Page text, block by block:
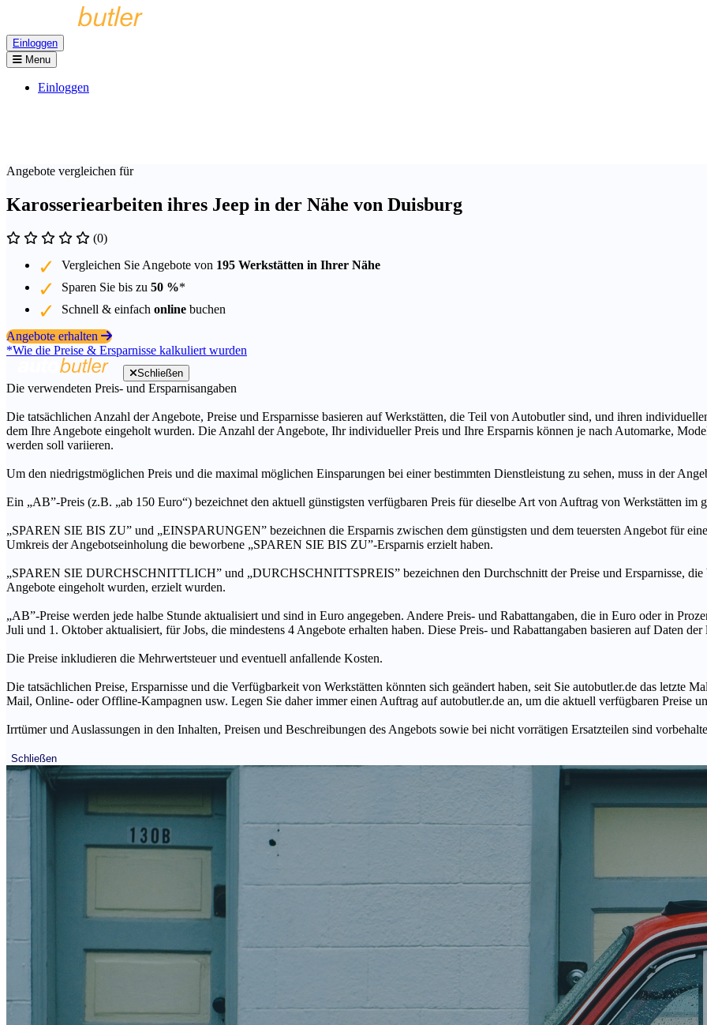
Einloggen
Menu
Einloggen
Angebote vergleichen für
Karosseriearbeiten ihres Jeep in der Nähe von Duisburg
(0)
Vergleichen Sie Angebote von 195 Werkstätten in Ihrer Nähe
Sparen Sie bis zu 50 %*
Schnell & einfach online buchen
Angebote erhalten
*Wie die Preise & Ersparnisse kalkuliert wurden
Schließen
Die verwendeten Preis- und Ersparnisangaben
Die tatsächlichen Anzahl der Angebote, Preise und Ersparnisse basieren auf Werkstätten, die Teil von Autobutler sind, und ihren
dem Ihre Angebote eingeholt wurden. Die Anzahl der Angebote, Ihr individueller Preis und Ihre Ersparnis können je nach Automarke,
werden soll variieren.
Um den niedrigstmöglichen Preis und die maximal möglichen Einsparungen bei einer bestimmten Dienstleistung zu sehen, muss in der
Ein „AB”-Preis (z.B. „ab 150 Euro“) bezeichnet den aktuell günstigsten verfügbaren Preis für dieselbe Art von Auftrag von Werkstätten im
„SPAREN SIE BIS ZU” und „EINSPARUNGEN” bezeichnen die Ersparnis zwischen dem günstigsten und dem teuersten Angebot für
Umkreis der Angebotseinholung die beworbene „SPAREN SIE BIS ZU”-Ersparnis erzielt haben.
„SPAREN SIE DURCHSCHNITTLICH” und „DURCHSCHNITTSPREIS” bezeichnen den Durchschnitt der Preise und Ersparnisse,
Angebote eingeholt wurden, erzielt wurden.
„AB”-Preise werden jede halbe Stunde aktualisiert und sind in Euro angegeben. Andere Preis- und Rabattangaben, die in Euro oder in
Juli und 1. Oktober aktualisiert, für Jobs, die mindestens 4 Angebote erhalten haben. Diese Preis- und Rabattangaben basieren auf Daten
Die Preise inkludieren die Mehrwertsteuer und eventuell anfallende Kosten.
Die tatsächlichen Preise, Ersparnisse und die Verfügbarkeit von Werkstätten könnten sich geändert haben, seit Sie autobutler.de das letzte
Mail, Online- oder Offline-Kampagnen usw. Legen Sie daher immer einen Auftrag auf autobutler.de an, um die aktuell verfügbaren Preise
Irrtümer und Auslassungen in den Inhalten, Preisen und Beschreibungen des Angebots sowie bei nicht vorrätigen Ersatzteilen sind
Schließen